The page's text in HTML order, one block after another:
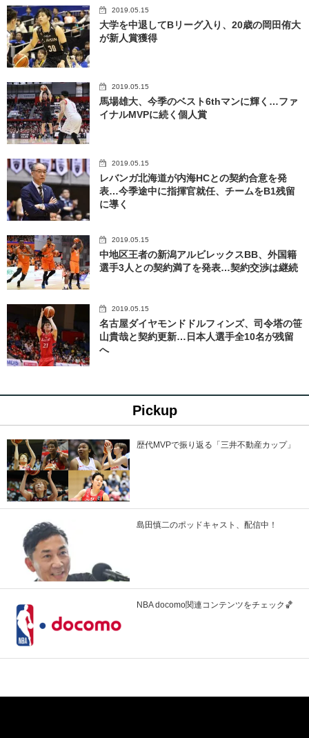
2019.05.15
大学を中退してBリーグ入り、20歳の岡田侑大
が新人賞獲得
2019.05.15
馬場雄大、今季のベスト6thマンに輝く…ファ
イナルMVPに続く個人賞
2019.05.15
レバンガ北海道が内海HCとの契約合意を発
表…今季途中に指揮官就任、チームをB1残留
に導く
2019.05.15
中地区王者の新潟アルビレックスBB、外国籍
選手3人との契約満了を発表…契約交渉は継続
2019.05.15
名古屋ダイヤモンドドルフィンズ、司令塔の笹
山貴哉と契約更新…日本人選手全10名が残留
へ
Pickup
歴代MVPで振り返る「三井不動産カップ」
島田慎二のポッドキャスト、配信中！
NBA docomo関連コンテンツをチェック🏀